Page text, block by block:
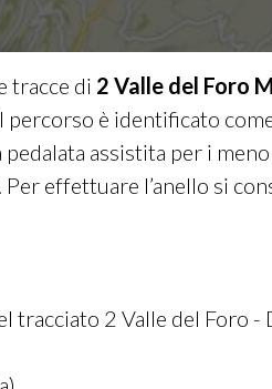
tracce di 2 Valle del Foro
Il percorso è identificato
assistita per i
effettuare l’anello si
2 Valle del Foro -